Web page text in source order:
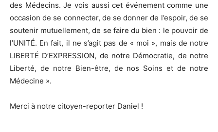
des Médecins. Je vois aussi cet événement comme une
occasion de se connecter, de se donner de l’espoir, de se
soutenir mutuellement, de se faire du bien : le pouvoir de
l’UNITÉ. En fait, il ne s’agit pas de « moi », mais de notre
LIBERTÉ D’EXPRESSION, de notre Démocratie, de notre
Liberté, de notre Bien-être, de nos Soins et de notre
Médecine ».
Merci à notre citoyen-reporter Daniel !